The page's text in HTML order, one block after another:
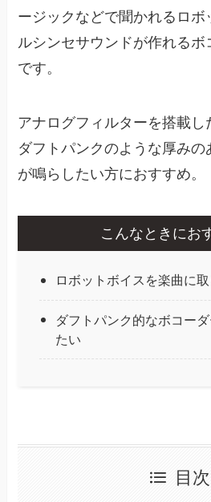
ージックなどで聞かれるロボ
ルシンセサウンドが作れる
です。
アナログフィルターを搭載し
ダフトパンクのような厚みの
が鳴らしたい方におすすめ。
こんなときにお
ロボットボイスを楽曲に
ダフトパンク的なボコー
たい
目次